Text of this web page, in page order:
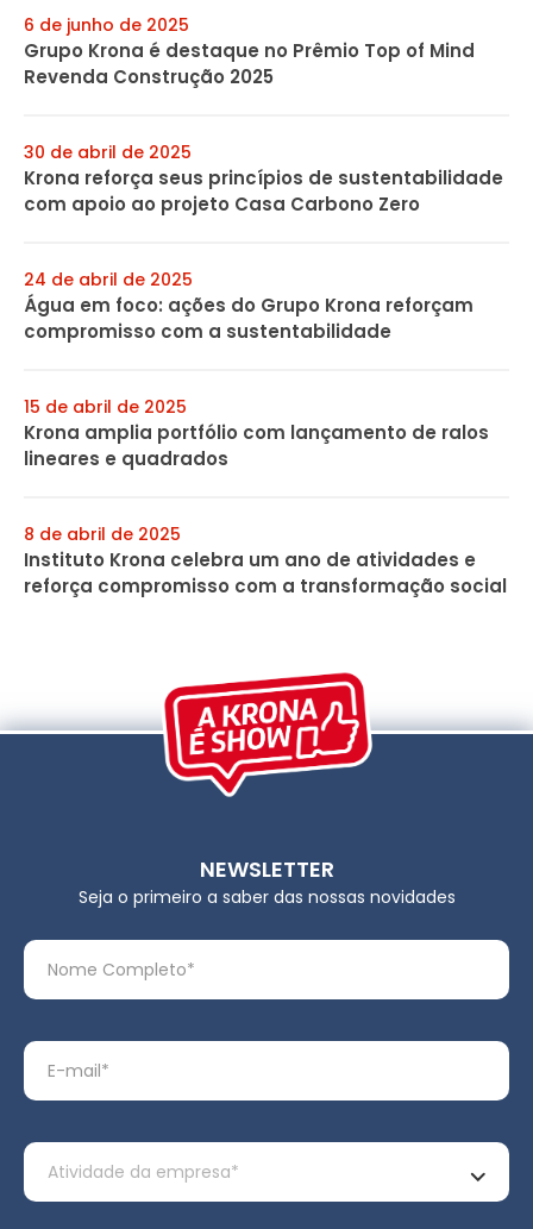
6 de junho de 2025
Grupo Krona é destaque no Prêmio Top of Mind
Revenda Construção 2025
30 de abril de 2025
Krona reforça seus princípios de sustentabilidade
com apoio ao projeto Casa Carbono Zero
24 de abril de 2025
Água em foco: ações do Grupo Krona reforçam
compromisso com a sustentabilidade
15 de abril de 2025
Krona amplia portfólio com lançamento de ralos
lineares e quadrados
8 de abril de 2025
Instituto Krona celebra um ano de atividades e
reforça compromisso com a transformação social
NEWSLETTER
Seja o primeiro a saber das nossas novidades